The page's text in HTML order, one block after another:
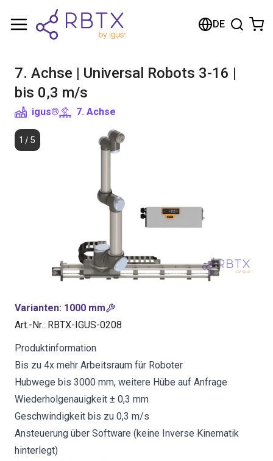
DE
7. Achse | Universal Robots 3-16 |
bis 0,3 m/s
igus® 7. Achse
1 / 5
Varianten: 1000 mm
Art.-Nr.: RBTX-IGUS-0208
Produktinformation
Bis zu 4x mehr Arbeitsraum für Roboter
Hubwege bis 3000 mm, weitere Hübe auf Anfrage
Wiederholgenauigkeit ± 0,3 mm
Geschwindigkeit bis zu 0,3 m/s
Ansteuerung über Software (keine Inverse Kinematik
hinterlegt)
Warenkorb
Im Shop stöbern